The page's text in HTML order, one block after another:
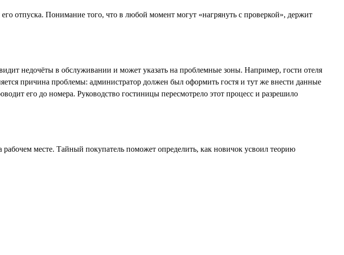
отпуска. Понимание того, что в любой момент могут «нагрянуть с проверкой», держит
недочёты в обслуживании и может указать на проблемные зоны. Например, гости отеля
причина проблемы: администратор должен был оформить гостя и тут же внести данные
его до номера. Руководство гостиницы пересмотрело этот процесс и разрешило
месте. Тайный покупатель поможет определить, как новичок усвоил теорию